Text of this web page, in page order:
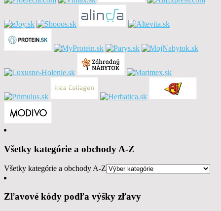
Všetky kategórie a obchody A-Z
Všetky kategórie a obchody A-Z
Zľavové kódy podľa výšky zľavy